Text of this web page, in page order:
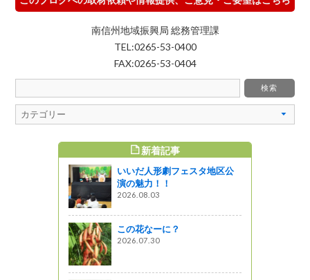
南信州地域振興局 総務管理課
TEL:0265-53-0400
FAX:0265-53-0404
新着記事
いいだ人形劇フェスタ地区公
演の魅力！！
2026.08.03
この花なーに？
2026.07.30